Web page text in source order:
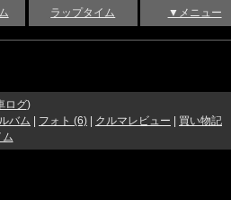
ラップタイム ▼メニュー
ログ)
バム フォト (6) クルマレビュー
買い物記
ム